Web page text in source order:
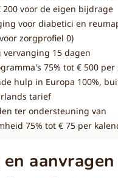
voor de eigen bijdrage
voor diabetici en
zorgprofiel 0)
vervanging 15 dagen
75% tot € 500 per
hulp in Europa 100%,
tarief
ter ondersteuning van
75% tot € 75 per
aanvragen